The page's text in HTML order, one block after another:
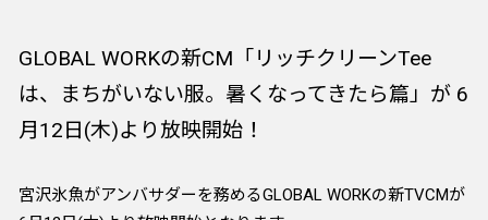
GLOBAL WORKの新CM「リッチクリーンTee
は、まちがいない服。暑くなってきたら篇」が 6
月12日(木)より放映開始！
宮沢氷魚がアンバサダーを務めるGLOBAL WORKの新TVCMが